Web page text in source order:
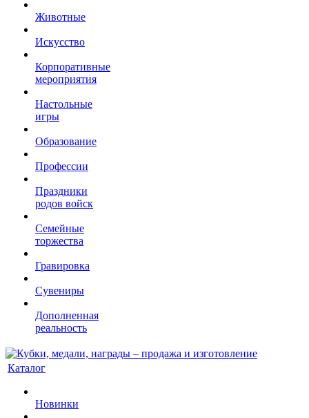
Животные
Искусство
Корпоративные
мероприятия
Настольные
игры
Образование
Профессии
Праздники
родов войск
Семейные
торжества
Гравировка
Сувениры
Дополненная
реальность
Каталог
Новинки